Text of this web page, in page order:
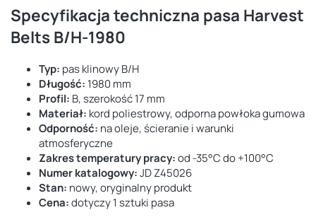
Specyfikacja techniczna pasa Harvest
Belts B/H-1980
Typ: pas klinowy B/H
Długość: 1980 mm
Profil: B, szerokość 17 mm
Materiał: kord poliestrowy, odporna powłoka gumowa
Odporność: na oleje, ścieranie i warunki
atmosferyczne
Zakres temperatury pracy:od -35°C do +100°C
Numer katalogowy:JD Z45026
Stan: nowy, oryginalny produkt
Cena:dotyczy 1 sztuki pasa